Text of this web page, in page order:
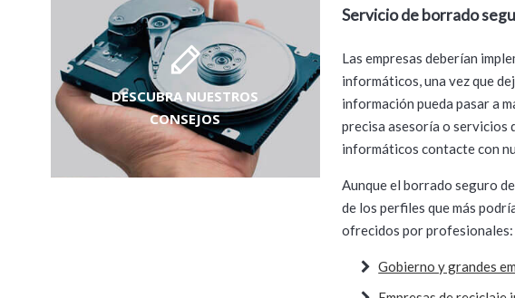
Servicio de borrado
Las empresas deberían
informáticos, una vez que
información pueda pasar a
precisa asesoría o servicios
informáticos contacte con
Aunque el borrado seguro
de los perfiles que más
ofrecidos por profesionales:
Gobierno y grandes
DESCUBRA NUESTROS
CONSEJOS